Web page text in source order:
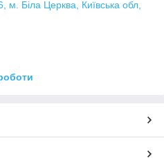
Біла Церква, Київська обл,